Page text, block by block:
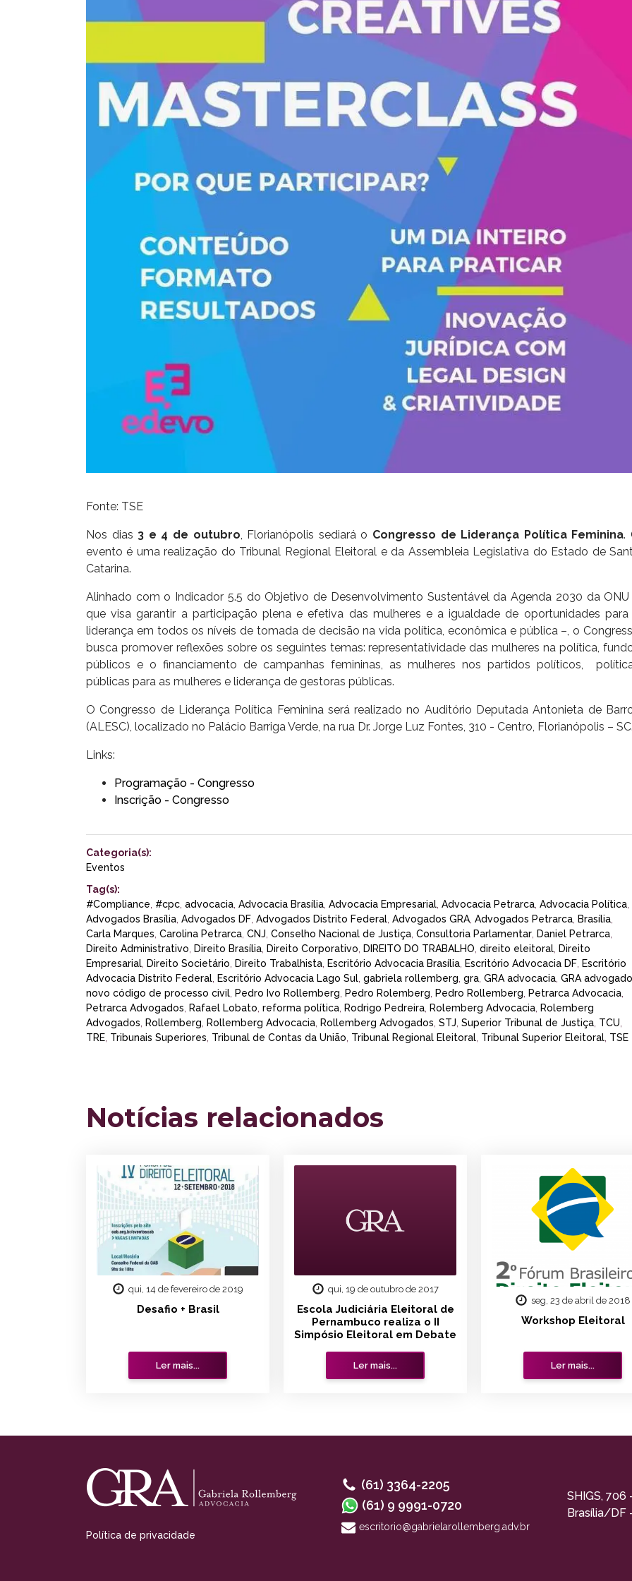
Fonte: TSE
Nos dias 3 e 4 de outubro, Florianópolis sediará o Congresso de Liderança Política Feminina.
evento é uma realização do Tribunal Regional Eleitoral e da Assembleia Legislativa do Estado de
Catarina.
Alinhado com o Indicador 5.5 do Objetivo de Desenvolvimento Sustentável da Agenda 2030 da ONU
que visa garantir a participação plena e efetiva das mulheres e a igualdade de oportunidades para
liderança em todos os níveis de tomada de decisão na vida política, econômica e pública –, o
busca promover reflexões sobre os seguintes temas: representatividade das mulheres na política,
públicos e o financiamento de campanhas femininas, as mulheres nos partidos políticos,
públicas para as mulheres e liderança de gestoras públicas.
O Congresso de Liderança Política Feminina será realizado no Auditório Deputada Antonieta de
(ALESC), localizado no Palácio Barriga Verde, na rua Dr. Jorge Luz Fontes, 310 - Centro, Florianópolis –
Links:
Programação - Congresso
Inscrição - Congresso
Categoria(s):
Eventos
Tag(s):
#Compliance, #cpc, advocacia, Advocacia Brasília, Advocacia Empresarial, Advocacia Petrarca, Advocacia Política,
Advogados Brasília, Advogados DF, Advogados Distrito Federal, Advogados GRA, Advogados Petrarca, Brasília,
Carla Marques, Carolina Petrarca, CNJ, Conselho Nacional de Justiça, Consultoria Parlamentar, Daniel Petrarca,
Direito Administrativo, Direito Brasília, Direito Corporativo, DIREITO DO TRABALHO, direito eleitoral, Direito
Empresarial, Direito Societário, Direito Trabalhista, Escritório Advocacia Brasília, Escritório Advocacia DF, Escritório
Advocacia Distrito Federal, Escritório Advocacia Lago Sul, gabriela rollemberg, gra, GRA advocacia, GRA
novo código de processo civil, Pedro Ivo Rollemberg, Pedro Rolemberg, Pedro Rollemberg, Petrarca Advocacia,
Petrarca Advogados, Rafael Lobato, reforma política, Rodrigo Pedreira, Rolemberg Advocacia, Rolemberg
Advogados, Rollemberg, Rollemberg Advocacia, Rollemberg Advogados, STJ, Superior Tribunal de Justiça, TCU,
TRE, Tribunais Superiores, Tribunal de Contas da União, Tribunal Regional Eleitoral, Tribunal Superior Eleitoral, TSE
Notícias relacionados
qui, 14 de fevereiro de 2019
Desafio + Brasil
Ler mais...
qui, 19 de outubro de 2017
Escola Judiciária Eleitoral de
Pernambuco realiza o II
Simpósio Eleitoral em Debate
Ler mais...
seg, 23 de abril de 2018
Workshop Eleitoral
Ler mais...
Política de privacidade
(61) 3364-2205
(61) 9 9991-0720
escritorio@gabrielarollemberg.adv.br
SHIGS, 706
Brasília/DF